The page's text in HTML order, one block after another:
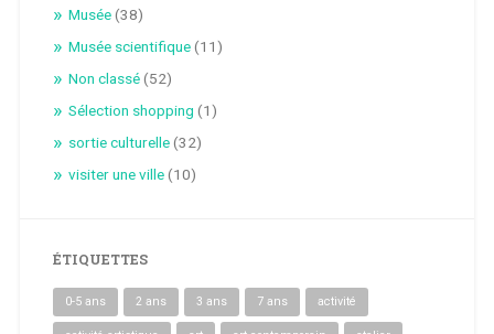
Musée(38)
Musée scientifique(11)
Non classé(52)
Sélection shopping (1)
sortie culturelle(32)
visiter une ville(10)
ÉTIQUETTES
0-5 ans 2 ans 3 ans 7 ans activité